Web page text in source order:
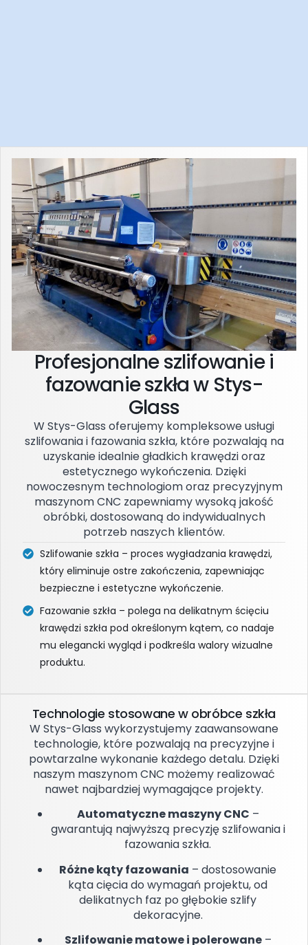
Profesjonalne szlifowanie i
fazowanie szkła w Stys-
Glass
W Stys-Glass oferujemy kompleksowe usługi
szlifowania i fazowania szkła, które pozwalają na
uzyskanie idealnie gładkich krawędzi oraz
estetycznego wykończenia. Dzięki
nowoczesnym technologiom oraz precyzyjnym
maszynom CNC zapewniamy wysoką jakość
obróbki, dostosowaną do indywidualnych
potrzeb naszych klientów.
Szlifowanie szkła – proces wygładzania krawędzi,
który eliminuje ostre zakończenia, zapewniając
bezpieczne i estetyczne wykończenie.
Fazowanie szkła – polega na delikatnym ścięciu
krawędzi szkła pod określonym kątem, co nadaje
mu elegancki wygląd i podkreśla walory wizualne
produktu.
Technologie stosowane w obróbce szkła
W Stys-Glass wykorzystujemy zaawansowane
technologie, które pozwalają na precyzyjne i
powtarzalne wykonanie każdego detalu. Dzięki
naszym maszynom CNC możemy realizować
nawet najbardziej wymagające projekty.
Automatyczne maszyny CNC –
gwarantują najwyższą precyzję szlifowania i
fazowania szkła.
Różne kąty fazowania – dostosowanie
kąta cięcia do wymagań projektu, od
delikatnych faz po głębokie szlify
dekoracyjne.
Szlifowanie matowe i polerowane–